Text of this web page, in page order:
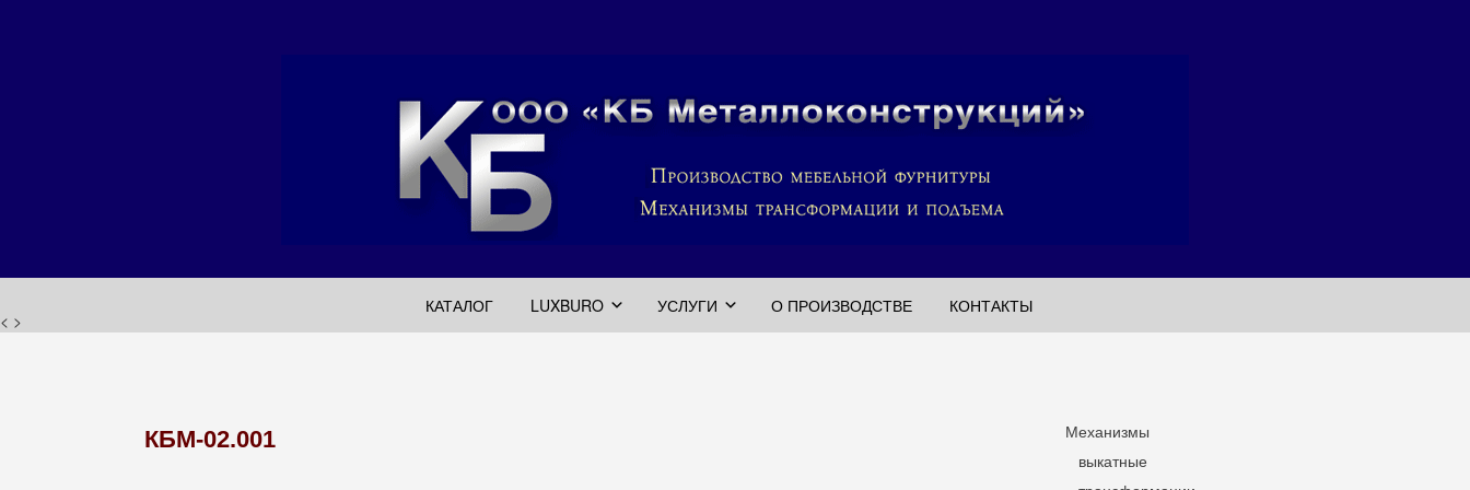
КАТАЛОГ LUXBURO УСЛУГИ О ПРОИЗВОДСТВЕ КОНТАКТЫ
< >
КБМ-02.001
Механизмы
выкатные